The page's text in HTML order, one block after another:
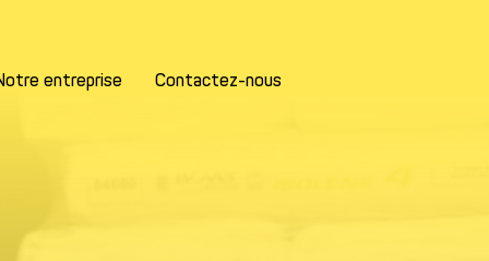
entreprise Contactez-nous